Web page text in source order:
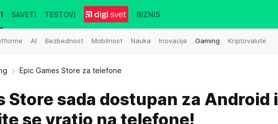
AI Bezbednost Mobilnost Nauka Inovacije Gaming Kriptovalute
SAVETI TESTOVI BIZNIS
Epic Games Store za telefone
Store sada dostupan za Android i
se vratio na telefone!